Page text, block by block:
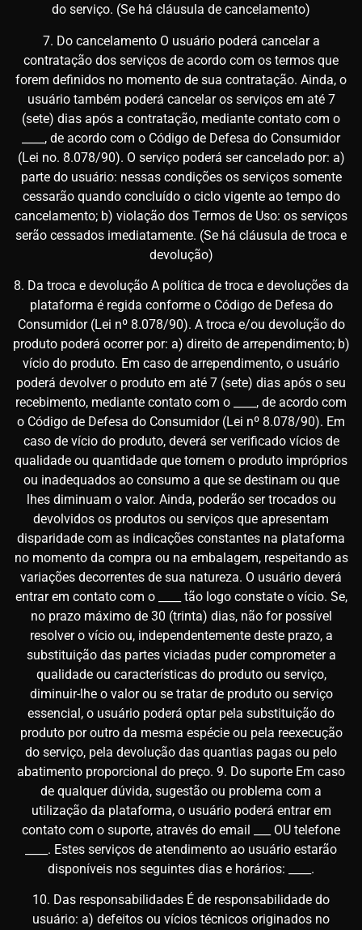
do serviço. (Se há cláusula de cancelamento)
7. Do cancelamento O usuário poderá cancelar a
contratação dos serviços de acordo com os termos que
forem definidos no momento de sua contratação. Ainda, o
usuário também poderá cancelar os serviços em até 7
(sete) dias após a contratação, mediante contato com o
____, de acordo com o Código de Defesa do Consumidor
(Lei no. 8.078/90). O serviço poderá ser cancelado por: a)
parte do usuário: nessas condições os serviços somente
cessarão quando concluído o ciclo vigente ao tempo do
cancelamento; b) violação dos Termos de Uso: os serviços
serão cessados imediatamente. (Se há cláusula de troca e
devolução)
8. Da troca e devolução A política de troca e devoluções da
plataforma é regida conforme o Código de Defesa do
Consumidor (Lei nº 8.078/90). A troca e/ou devolução do
produto poderá ocorrer por: a) direito de arrependimento; b)
vício do produto. Em caso de arrependimento, o usuário
poderá devolver o produto em até 7 (sete) dias após o seu
recebimento, mediante contato com o ____, de acordo com
o Código de Defesa do Consumidor (Lei nº 8.078/90). Em
caso de vício do produto, deverá ser verificado vícios de
qualidade ou quantidade que tornem o produto impróprios
ou inadequados ao consumo a que se destinam ou que
lhes diminuam o valor. Ainda, poderão ser trocados ou
devolvidos os produtos ou serviços que apresentam
disparidade com as indicações constantes na plataforma
no momento da compra ou na embalagem, respeitando as
variações decorrentes de sua natureza. O usuário deverá
entrar em contato com o ____ tão logo constate o vício. Se,
no prazo máximo de 30 (trinta) dias, não for possível
resolver o vício ou, independentemente deste prazo, a
substituição das partes viciadas puder comprometer a
qualidade ou características do produto ou serviço,
diminuir-lhe o valor ou se tratar de produto ou serviço
essencial, o usuário poderá optar pela substituição do
produto por outro da mesma espécie ou pela reexecução
do serviço, pela devolução das quantias pagas ou pelo
abatimento proporcional do preço. 9. Do suporte Em caso
de qualquer dúvida, sugestão ou problema com a
utilização da plataforma, o usuário poderá entrar em
contato com o suporte, através do email ___ OU telefone
____. Estes serviços de atendimento ao usuário estarão
disponíveis nos seguintes dias e horários: ____.
10. Das responsabilidades É de responsabilidade do
usuário: a) defeitos ou vícios técnicos originados no